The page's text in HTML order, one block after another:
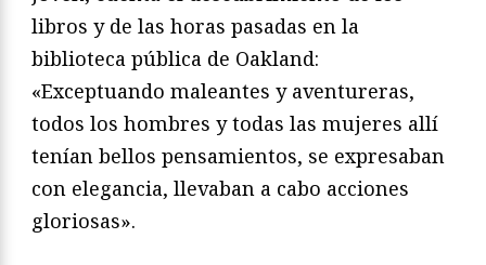
libros y de las horas pasadas en la
biblioteca pública de Oakland:
«Exceptuando maleantes y aventureras,
todos los hombres y todas las mujeres allí
tenían bellos pensamientos, se expresaban
con elegancia, llevaban a cabo acciones
gloriosas».